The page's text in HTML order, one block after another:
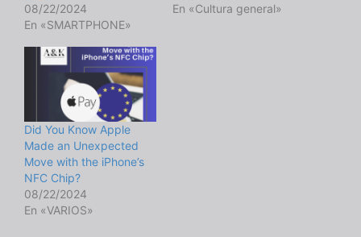
08/22/2024
En «SMARTPHONE»
En «Cultura general»
Did You Know Apple
Made an Unexpected
Move with the iPhone’s
NFC Chip?
08/22/2024
En «VARIOS»